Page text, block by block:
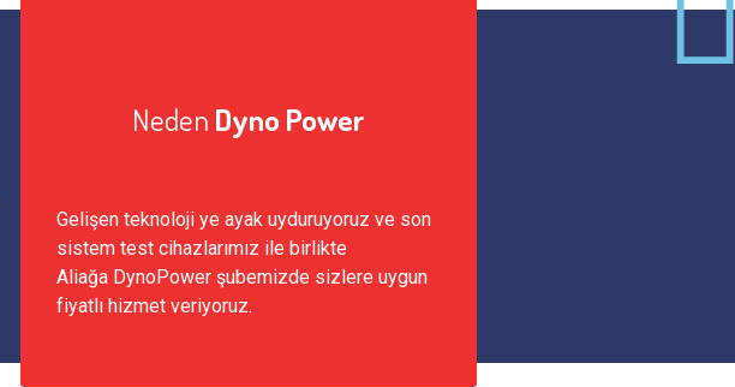
Neden Dyno Power
Gelişen teknoloji ye ayak uyduruyoruz ve son
sistem test cihazlarımız ile birlikte
Aliağa DynoPower şubemizde sizlere uygun
fiyatlı hizmet veriyoruz.